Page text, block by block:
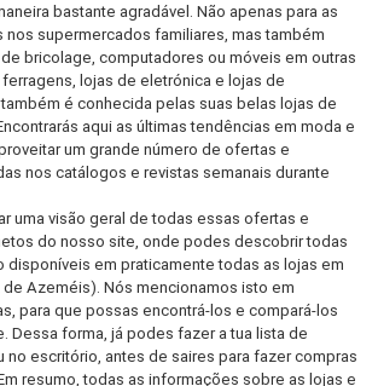
bastante agradável. Não apenas para as
nos supermercados familiares, mas também
bricolage, computadores ou móveis em outras
lojas de eletrónica e lojas de
é conhecida pelas suas belas lojas de
aqui as últimas tendências em moda e
um grande número de ofertas e
nos catálogos e revistas semanais durante
uma visão geral de todas essas ofertas e
do nosso site, onde podes descobrir todas
disponíveis em praticamente todas as lojas em
de Azeméis). Nós mencionamos isto em
para que possas encontrá-los e compará-los
Dessa forma, já podes fazer a tua lista de
no escritório, antes de saires para fazer compras
resumo, todas as informações sobre as lojas e